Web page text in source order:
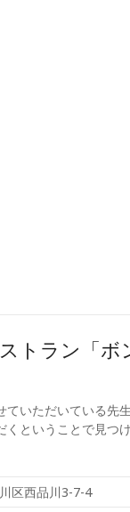
トラン「ボ
ていただいている先
くということで見つ
区西品川3-7-4